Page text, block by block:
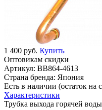
1 400 руб. Купить
Оптовикам скидки
Артикул: BB864-4613
Страна бренда: Япония
Есть в наличии (остаток на
Характеристики
Трубка выхода горячей